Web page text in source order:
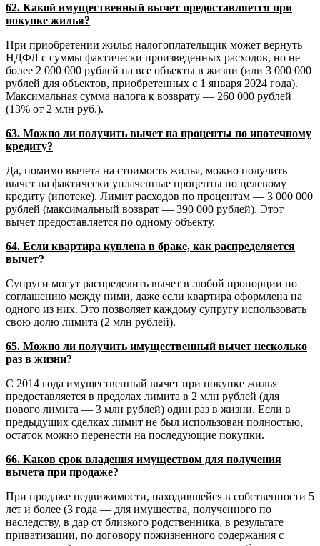
62. Какой имущественный вычет предоставляется при
покупке жилья?
При приобретении жилья налогоплательщик может вернуть
НДФЛ с суммы фактически произведенных расходов, но не
более 2 000 000 рублей на все объекты в жизни (или 3 000 000
рублей для объектов, приобретенных с 1 января 2024 года).
Максимальная сумма налога к возврату — 260 000 рублей
(13% от 2 млн руб.).
63. Можно ли получить вычет на проценты по ипотечному
кредиту?
Да, помимо вычета на стоимость жилья, можно получить
вычет на фактически уплаченные проценты по целевому
кредиту (ипотеке). Лимит расходов по процентам — 3 000 000
рублей (максимальный возврат — 390 000 рублей). Этот
вычет предоставляется по одному объекту.
64. Если квартира куплена в браке, как распределяется
вычет?
Супруги могут распределить вычет в любой пропорции по
соглашению между ними, даже если квартира оформлена на
одного из них. Это позволяет каждому супругу использовать
свою долю лимита (2 млн рублей).
65. Можно ли получить имущественный вычет несколько
раз в жизни?
С 2014 года имущественный вычет при покупке жилья
предоставляется в пределах лимита в 2 млн рублей (для
нового лимита — 3 млн рублей) один раз в жизни. Если в
предыдущих сделках лимит не был использован полностью,
остаток можно перенести на последующие покупки.
66. Каков срок владения имуществом для получения
вычета при продаже?
При продаже недвижимости, находившейся в собственности 5
лет и более (3 года — для имущества, полученного по
наследству, в дар от близкого родственника, в результате
приватизации, по договору пожизненного содержания с